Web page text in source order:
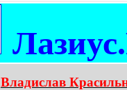
Владислав